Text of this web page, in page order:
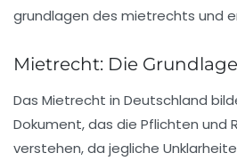
Mietrecht: Die
Das Mietrecht in Deutschland
Dokument, das die Pflichten und
verstehen, da jegliche